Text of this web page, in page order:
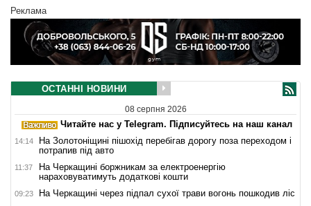
Реклама
ОСТАННІ НОВИНИ
08 серпня 2026
Читайте нас у Telegram. Підписуйтесь на наш канал
14:14
На Золотоніщині пішохід перебігав дорогу поза переходом і
потрапив під авто
11:37
На Черкащині боржникам за електроенергію
нараховуватимуть додаткові кошти
09:23 На Черкащині через підпал сухої трави вогонь пошкодив ліс